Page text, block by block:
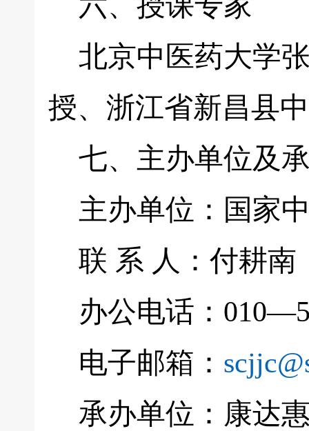
北京中医药大学
授、浙江省新昌县
七、主办单位及
主办单位：国家
联 系 人：付耕南
办公电话：
电子邮箱：
承办单位：康达